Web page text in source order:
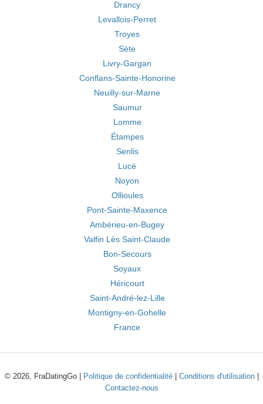
Drancy
Levallois-Perret
Troyes
Sète
Livry-Gargan
Conflans-Sainte-Honorine
Neuilly-sur-Marne
Saumur
Lomme
Étampes
Senlis
Lucé
Noyon
Ollioules
Pont-Sainte-Maxence
Ambérieu-en-Bugey
Valfin Lès Saint-Claude
Bon-Secours
Soyaux
Héricourt
Saint-André-lez-Lille
Montigny-en-Gohelle
France
© 2026, FraDatingGo | Politique de confidentialité| Conditions d'utilisation|
Contactez-nous